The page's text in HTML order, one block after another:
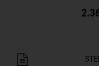
Anhänger auf